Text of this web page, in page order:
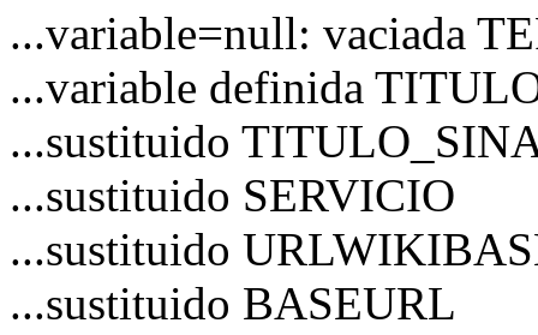
...variable=null: vaciada
...variable definida
...sustituido
...sustituido SERVICIO
...sustituido
...sustituido BASEURL